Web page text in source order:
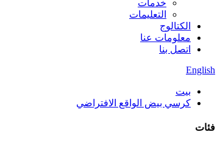
خدمات
التعليمات
الكتالوج
معلومات عنا
اتصل بنا
English
بيت
كرسي بيض الواقع الافتراضي
فئات